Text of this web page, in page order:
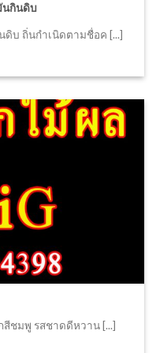
นกินดิบ
บ ถิ่นกำเนิดตามชื่อค [...]
ชมพู รสชาดดีหวาน [...]